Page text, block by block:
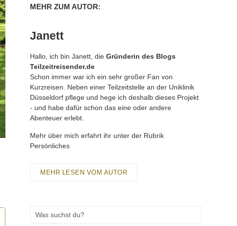
MEHR ZUM AUTOR:
Janett
Hallo, ich bin Janett, die Gründerin des Blogs
Teilzeitreisender.de
Schon immer war ich ein sehr großer Fan von
Kurzreisen. Neben einer Teilzeitstelle an der Uniklinik
Düsseldorf pflege und hege ich deshalb dieses Projekt
- und habe dafür schon das eine oder andere
Abenteuer erlebt.
Mehr über mich erfahrt ihr unter der Rubrik
Persönliches
MEHR LESEN VOM AUTOR